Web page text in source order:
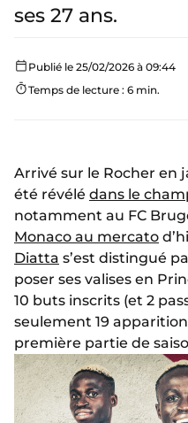
ses 27 ans.
Publié le 25/02/2026 à 09:44
Temps de lecture : 6 min.
Arrivé sur le Rocher en
été révélé dans le
notamment au FC
Monaco au mercato
Diatta s’est distingué
poser ses valises en
10 buts inscrits (et 2
seulement 19
première partie de